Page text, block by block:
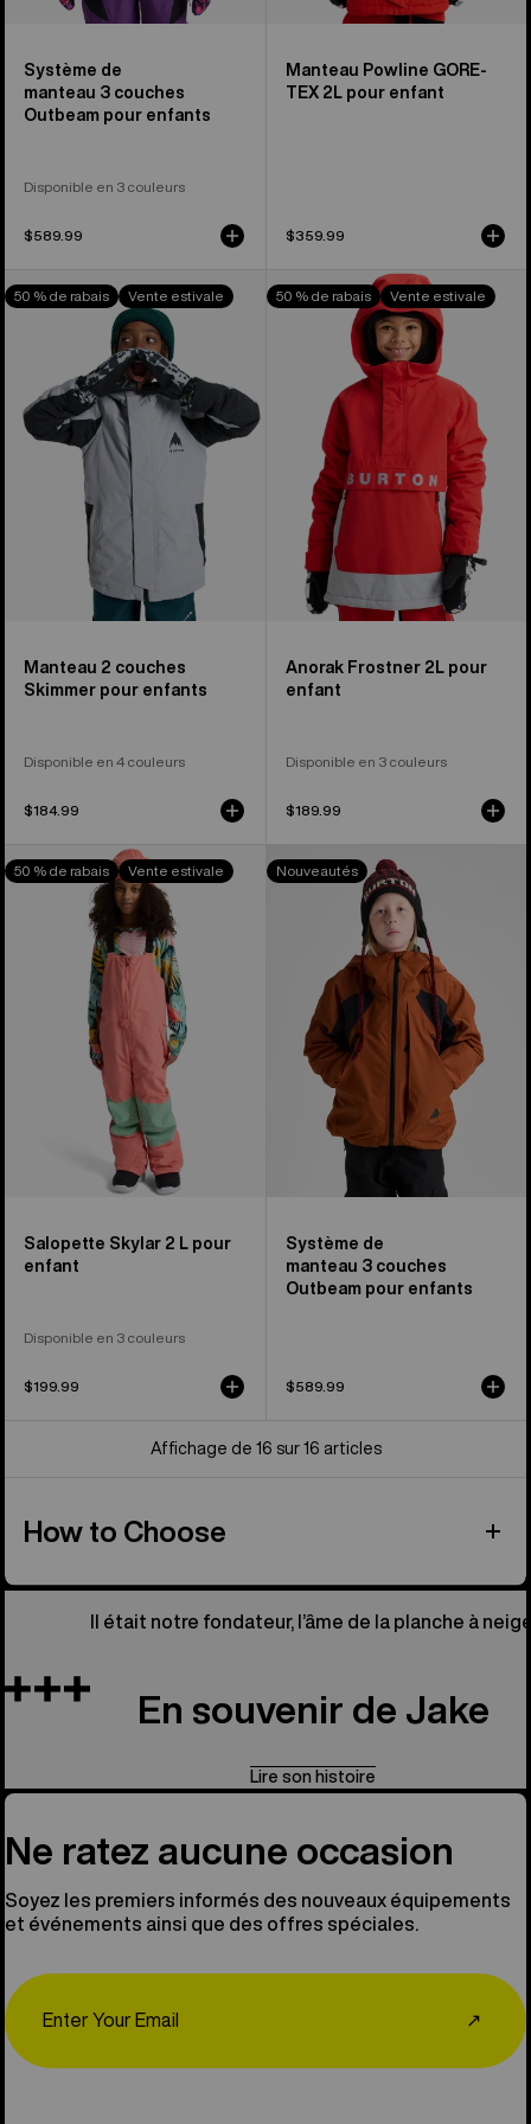
Système de
manteau 3 couches
Outbeam pour enfants
Disponible en 3 couleurs
$589.99
Manteau Powline GORE-
TEX 2L pour enfant
$359.99
Burton
-
pour
enfant
50 % de rabais Vente estivale
Manteau 2 couches
Skimmer pour enfants
Disponible en 4 couleurs
$184.99
Burton –
Anorak
50 % de rabais Vente estivale
Anorak Frostner 2L pour
enfant
Disponible en 3 couleurs
$189.99
Burton –
Salopette
50 % de rabais Vente estivale
Salopette Skylar 2 L pour
enfant
Disponible en 3 couleurs
$199.99
Burton
-
manteau
3 couches
Outbeam
pour
Nouveautés
Système de
manteau 3 couches
Outbeam pour enfants
$589.99
Affichage de 16 sur 16 articles
How to Choose
Il était notre fondateur, l’âme de la planche à
En souvenir de Jake
Lire son histoire
Ne ratez aucune occasion
Soyez les premiers informés des nouveaux équipements
et événements ainsi que des offres spéciales.
↗